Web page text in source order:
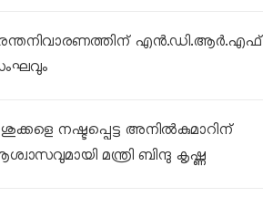
എൻ.ഡി.ആർ.എഫ്
നഷ്ടപ്പെട്ട അനിൽകുമാറിന്
മന്ത്രി ബിന്ദു കൃഷ്ണ